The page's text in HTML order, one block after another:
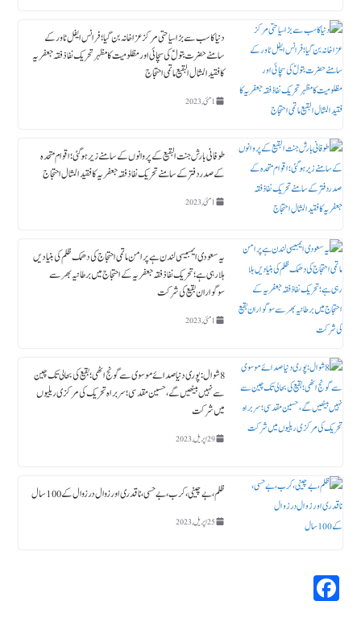
دنیا کا سب سے بڑا سیاحتی مرکز عزاخانہ بن گیا ؛ فرانس ایفل ٹاورکے
سامنے حضرت بتولؑ کی سچائی اور مظلومیت کا مظہر تحریک نفاذ فقہ جعفریہ
کا فقید المثال البقیع ماتمی احتجاج
1 مئی, 2023
طوفانی بارش جنت البقیع کے پروانوں کے سامنے زیر ہوگئی ؛ اقوام متحدہ
کے صدردفتر کے سامنے تحریک نفاذ فقہ جعفریہ کا فقید المثال احتجاج
1 مئی, 2023
یہ سعودی ایمبیسی لندن ہے پرامن ماتمی احتجاج کی دھمک ظلم کی بنیادیں
ہلا رہی ہے؛ تحریک نفاذ فقہ جعفریہ کے احتجاج میں برطانیہ بھر سے
سوگواران بقیع کی شرکت
1 مئی, 2023
8 شوال : پوری دنیا صدائے موسوی سے گونج اٹھی ؛ بقیع کی بحالی تک چین
سے نہیں بیٹھیں گے، حسین مقدسی؛ سربراہ تحریک کی مرکزی ریلیوں
میں شرکت
29 اپریل, 2023
ظلم،بے چینی،کرب، بے حسی، ناقدری اور زوال در زوال کے 100سال
25 اپریل, 2023
Fa